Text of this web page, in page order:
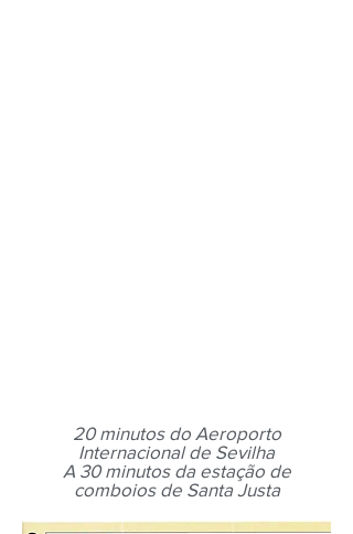
20 minutos do Aeroporto
Internacional de Sevilha
A 30 minutos da estação de
comboios de Santa Justa